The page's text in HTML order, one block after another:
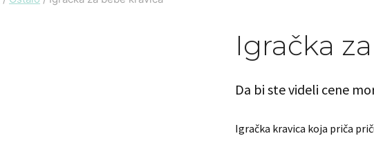
Igračka
Da bi ste videli cene
Igračka kravica koja priča